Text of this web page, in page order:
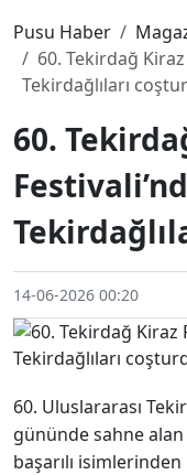
Pusu Haber
60. Tekirdağ
Tekirdağlıları
60.
14-06-2026 00:20
60. Uluslararası
gününde sahne
başarılı